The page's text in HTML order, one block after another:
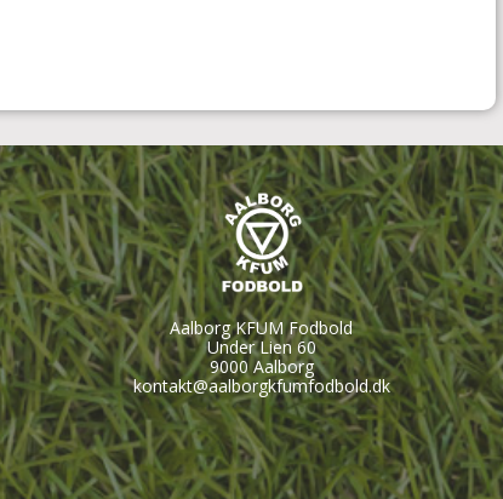
Aalborg KFUM Fodbold
Under Lien 60
9000 Aalborg
kontakt@aalborgkfumfodbold.dk